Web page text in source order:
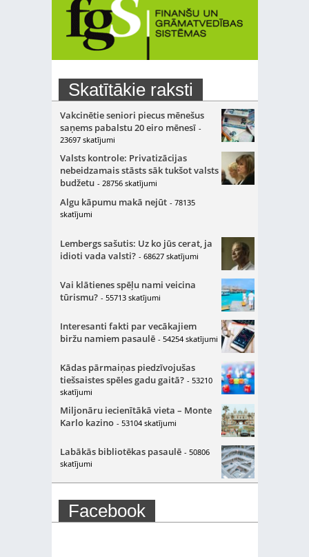
Skatītākie raksti
Vakcinētie seniori piecus mēnešus
saņems pabalstu 20 eiro mēnesī -
23697 skatījumi
Valsts kontrole: Privatizācijas
nebeidzamais stāsts sāk tukšot valsts
budžetu - 28756 skatījumi
Algu kāpumu makā nejūt - 78135
skatījumi
Lembergs sašutis: Uz ko jūs cerat, ja
idioti vada valsti? - 68627 skatījumi
Vai klātienes spēļu nami veicina
tūrismu? - 55713 skatījumi
Interesanti fakti par vecākajiem
biržu namiem pasaulē - 54254 skatījumi
Kādas pārmaiņas piedzīvojušas
tiešsaistes spēles gadu gaitā? - 53210
skatījumi
Miljonāru iecienītākā vieta – Monte
Karlo kazino - 53104 skatījumi
Labākās bibliotēkas pasaulē - 50806
skatījumi
Facebook